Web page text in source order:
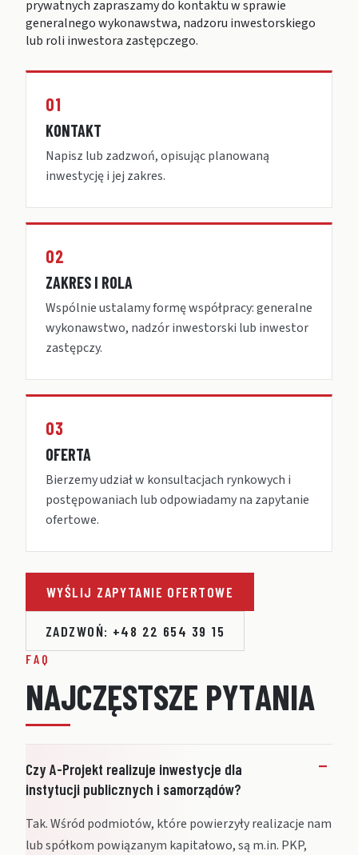
prywatnych zapraszamy do kontaktu w sprawie
generalnego wykonawstwa, nadzoru inwestorskiego
lub roli inwestora zastępczego.
01
KONTAKT
Napisz lub zadzwoń, opisując planowaną
inwestycję i jej zakres.
02
ZAKRES I ROLA
Wspólnie ustalamy formę współpracy: generalne
wykonawstwo, nadzór inwestorski lub inwestor
zastępczy.
03
OFERTA
Bierzemy udział w konsultacjach rynkowych i
postępowaniach lub odpowiadamy na zapytanie
ofertowe.
WYŚLIJ ZAPYTANIE OFERTOWE
ZADZWOŃ: +48 22 654 39 15
FAQ
NAJCZĘSTSZE PYTANIA
Czy A-Projekt realizuje inwestycje dla
instytucji publicznych i samorządów?
Tak. Wśród podmiotów, które powierzyły realizacje nam
lub spółkom powiązanym kapitałowo, są m.in. PKP,